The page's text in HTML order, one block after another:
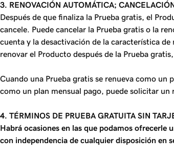
3. RENOVACIÓN AUTOMÁTICA;
Después de que finaliza la Prueba gratis, el
cancele. Puede cancelar la Prueba gratis o la
cuenta y la desactivación de la característica
renovar el Producto después de la Prueba
Cuando una Prueba gratis se renueva como
como un plan mensual pago, puede solicitar un
4. TÉRMINOS DE PRUEBA GRATUITA SIN
Habrá ocasiones en las que podamos ofrecerle
con independencia de cualquier disposición en